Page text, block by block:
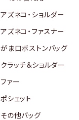
アズネコ・ショルダー
アズネコ・ファスナー
がま口ボストンバッグ
クラッチ＆ショルダー
ファー
ポシェット
その他バッグ